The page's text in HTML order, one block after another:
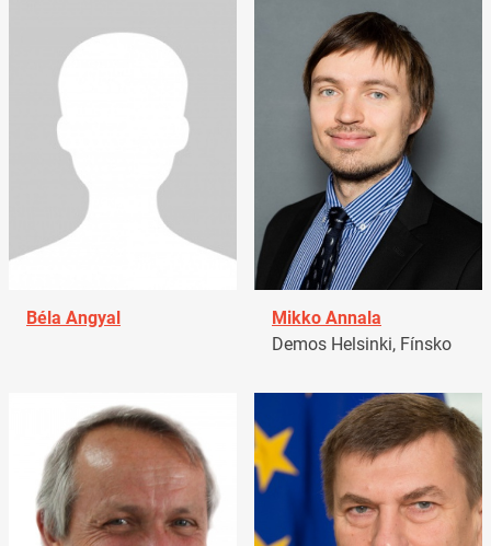
Béla Angyal
Mikko Annala
Demos Helsinki, Fínsko